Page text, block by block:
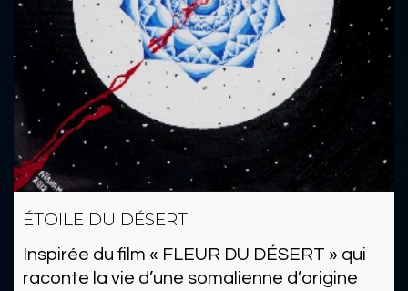
ÉTOILE DU DÉSERT
Inspirée du film « FLEUR DU DÉSERT » qui
raconte la vie d’une somalienne d’origine